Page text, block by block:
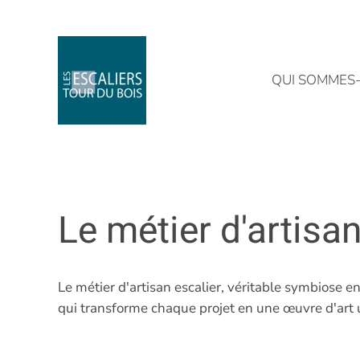
QUI
Le métier
Le métier d'artisan escalier, véritable symbiose
qui transforme chaque projet en une œuvre d'art